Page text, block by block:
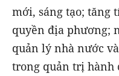
mới, sáng tạo; tăng
quyền địa phương;
quản lý nhà nước
trong quản trị hành